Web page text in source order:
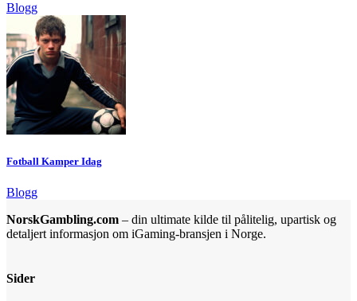
Blogg
Fotball Kamper Idag
Blogg
NorskGambling.com – din ultimate kilde til pålitelig, upartisk og
detaljert informasjon om iGaming-bransjen i Norge.
Sider